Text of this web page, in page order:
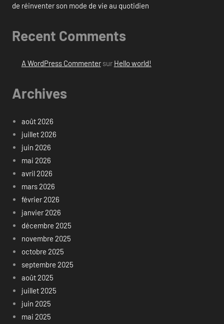
de réinventer son mode de vie au quotidien
Recent Comments
A WordPress Commentersur Hello world!
Archives
août 2026
juillet 2026
juin 2026
mai 2026
avril 2026
mars 2026
février 2026
janvier 2026
décembre 2025
novembre 2025
octobre 2025
septembre 2025
août 2025
juillet 2025
juin 2025
mai 2025